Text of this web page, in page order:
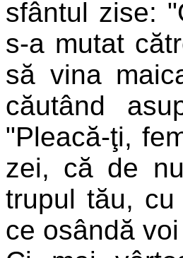
sfântul zise:
s-a mutat
să vina
căutând
"Pleacă-ţi,
zei, că de
trupul tău,
ce osândă